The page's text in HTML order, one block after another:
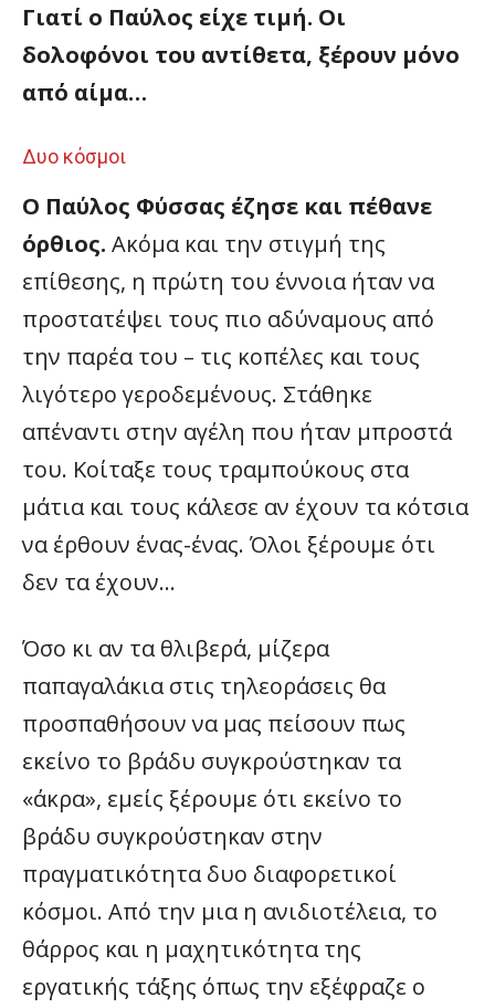
Γιατί ο Παύλος είχε τιμή. Οι
δολοφόνοι του αντίθετα, ξέρουν μόνο
από αίμα…
Δυο κόσμοι
Ο Παύλος Φύσσας έζησε και πέθανε
όρθιος. Ακόμα και την στιγμή της
επίθεσης, η πρώτη του έννοια ήταν να
προστατέψει τους πιο αδύναμους από
την παρέα του – τις κοπέλες και τους
λιγότερο γεροδεμένους. Στάθηκε
απέναντι στην αγέλη που ήταν μπροστά
του. Κοίταξε τους τραμπούκους στα
μάτια και τους κάλεσε αν έχουν τα κότσια
να έρθουν ένας-ένας. Όλοι ξέρουμε ότι
δεν τα έχουν…
Όσο κι αν τα θλιβερά, μίζερα
παπαγαλάκια στις τηλεοράσεις θα
προσπαθήσουν να μας πείσουν πως
εκείνο το βράδυ συγκρούστηκαν τα
«άκρα», εμείς ξέρουμε ότι εκείνο το
βράδυ συγκρούστηκαν στην
πραγματικότητα δυο διαφορετικοί
κόσμοι. Από την μια η ανιδιοτέλεια, το
θάρρος και η μαχητικότητα της
εργατικής τάξης όπως την εξέφραζε ο